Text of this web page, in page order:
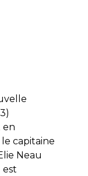
en
capitaine
Neau
est